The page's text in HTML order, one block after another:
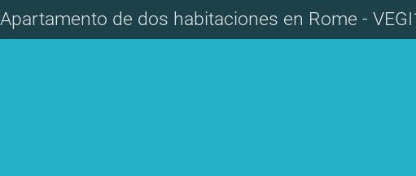
Apartamento de dos habitaciones en Rome -